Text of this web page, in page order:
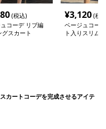
(税込)
コーデ リブ編
スカート
¥3,120(税
ベージュコー
ト入りスリム
カートコーデを完成させるアイテ